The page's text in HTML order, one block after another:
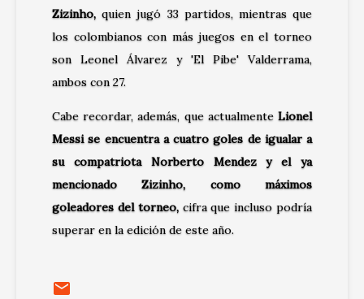
Zizinho, quien jugó 33 partidos, mientras que
los colombianos con más juegos en el torneo
son Leonel Álvarez y 'El Pibe' Valderrama,
ambos con 27.
Cabe recordar, además, que actualmente Lionel
Messi se encuentra a cuatro goles de igualar a
su compatriota Norberto Mendez y el ya
mencionado Zizinho, como máximos
goleadores del torneo,cifra que incluso podría
superar en la edición de este año.